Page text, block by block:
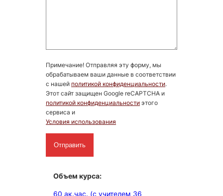
Примечание! Отправляя эту форму, мы
обрабатываем ваши данные в соответствии
с нашей политикой конфиденциальности.
Этот сайт защищен Google reCAPTCHA и
политикой конфиденциальности этого
сервиса и
Условия использования
Объем курса:
60 ак.час. (c учителем 36